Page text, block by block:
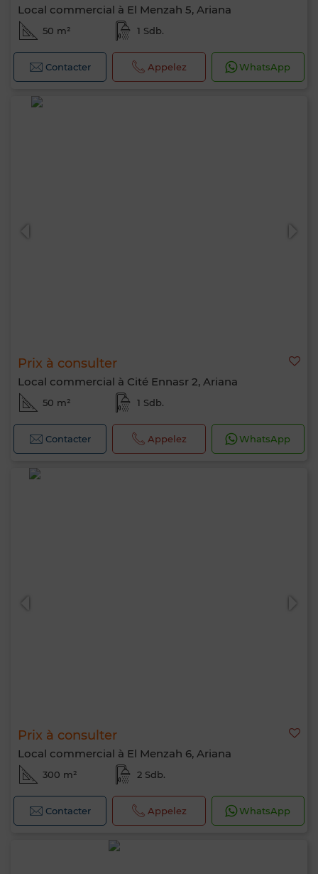
Local commercial à El Menzah 5, Ariana
50 m² 1 Sdb.
Contacter Appelez WhatsApp
Prix à consulter
Local commercial à Cité Ennasr 2, Ariana
50 m² 1 Sdb.
Contacter Appelez WhatsApp
Prix à consulter
Local commercial à El Menzah 6, Ariana
300 m² 2 Sdb.
Contacter Appelez WhatsApp